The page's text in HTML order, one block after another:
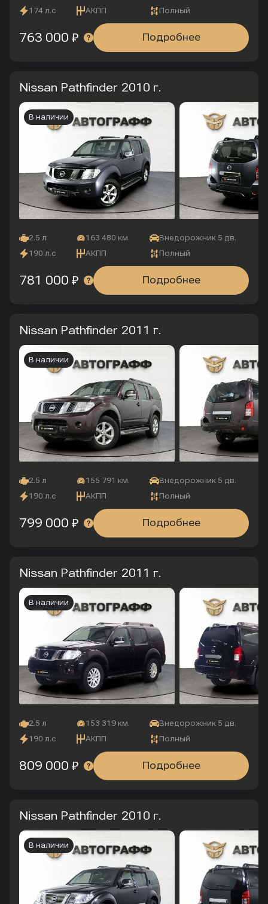
174 л.с АКПП Полный
Подробнее
763 000 ₽
Nissan Pathfinder 2010 г.
2.5 л 163 480 км.
Внедорожник 5 дв.
190 л.с
АКПП Полный
В наличии
Подробнее
781 000 ₽
Nissan Pathfinder 2011 г.
2.5 л 155 791 км.
Внедорожник 5 дв.
190 л.с
АКПП Полный
В наличии
Подробнее
799 000 ₽
Nissan Pathfinder 2011 г.
2.5 л 153 319 км.
Внедорожник 5 дв.
190 л.с
АКПП Полный
В наличии
Подробнее
809 000 ₽
Nissan Pathfinder 2010 г.
В наличии